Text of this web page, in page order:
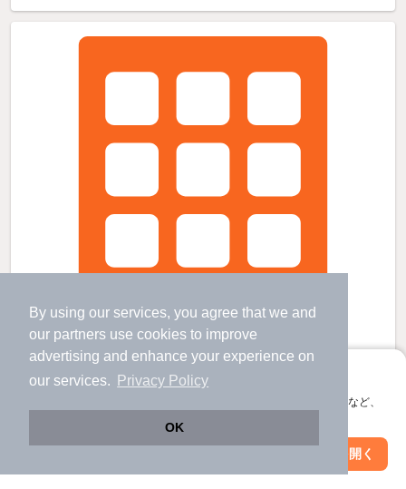
By using our services, you agree that we and
our partners use cookies to improve
advertising and enhance your experience on
our services.
Privacy Policy
OK
アプリに切り替えて、サクサクお部屋探し
会員登録なしですぐ使える。マップ検索やお気に入り保存など、
アプリを開く
木更津駅 歩
千葉県木更津市新田１
絞り込み条件を変更